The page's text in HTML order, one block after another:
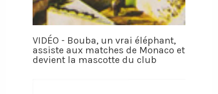
VIDÉO - Bouba, un vrai éléphant,
assiste aux matches de Monaco et
devient la mascotte du club